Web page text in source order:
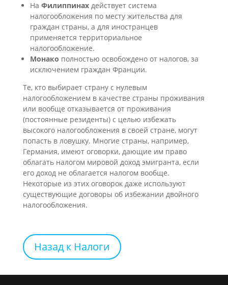
На Филиппинахдействует система
налогообложения по месту жительства для
граждан страны, а для иностранцев
применяется территориальное
налогообложение.
Монако полностью освобождено от налогов, за
исключением граждан Франции.
Те, кто выбирает страну с нулевым
налогообложением в качестве страны проживания
или вообще отказывается от проживания
(постоянные резиденты) с целью избежать
высокого налогообложения в своей стране, могут
попасть в ловушку. Многие страны, например,
Германия, имеют оговорки, дающие им право
облагать налогом мировой доход эмигранта, если
его доход не облагается налогом вообще.
Некоторые из этих оговорок даже используют
существующие договоры об избежании двойного
налогообложения.
Назад к Налоги